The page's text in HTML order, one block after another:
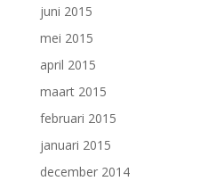
juni 2015
mei 2015
april 2015
maart 2015
februari 2015
januari 2015
december 2014